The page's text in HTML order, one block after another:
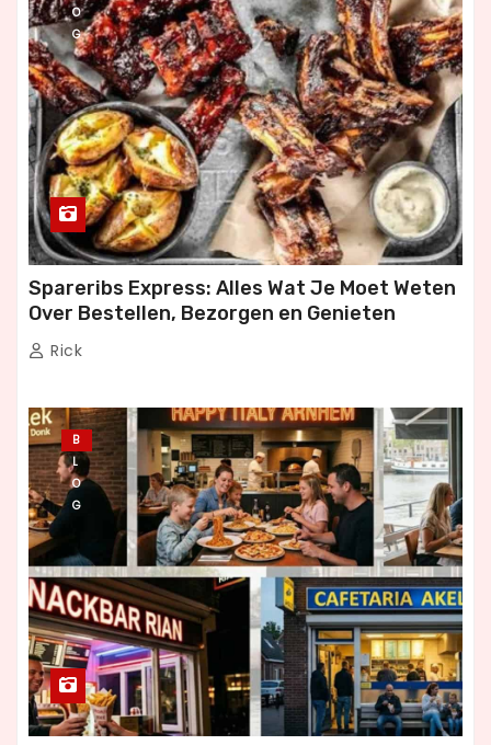
O
G
Spareribs Express: Alles Wat Je Moet Weten
Over Bestellen, Bezorgen en Genieten
Rick
B
L
O
G